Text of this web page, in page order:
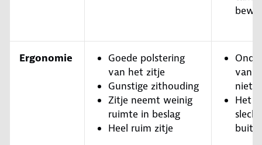
Ergonomie
Goede polstering
van het zitje
Gunstige zithouding
Zitje neemt weinig
ruimte in beslag
Heel ruim zitje
van
niet
Het